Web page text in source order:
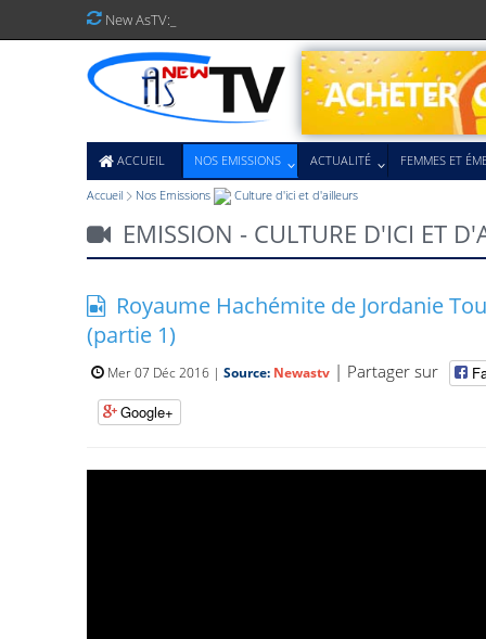
NewAsTV:
ACCUEIL NOS EMISSIONS ACTUALITÉ FEMMES ET
Accueil Nos Emissions Culture d'ici et d'ailleurs
EMISSION - CULTURE D'ICI ET
Royaume Hachémite de Jordanie
(partie 1)
Mer 07 Déc 2016 | Source: Newastv | Partager sur
Google+